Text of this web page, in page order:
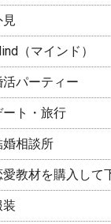
見
（マインド）
活パーティー
ート・旅行
婚相談所
愛教材を購入して
装